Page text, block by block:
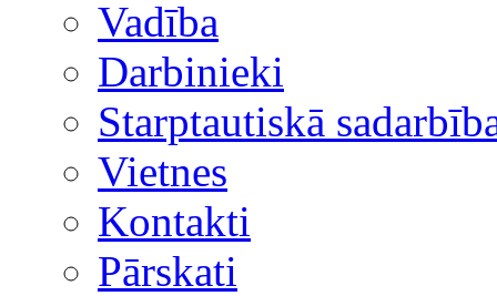
Vadība
Darbinieki
Starptautiskā
Vietnes
Kontakti
Pārskati